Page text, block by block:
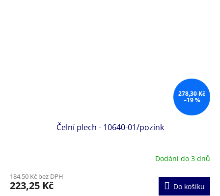
278,30 Kč
–19 %
Čelní plech - 10640-01/pozink
Dodání do 3 dnů
184,50 Kč bez DPH
223,25 Kč Do košíku